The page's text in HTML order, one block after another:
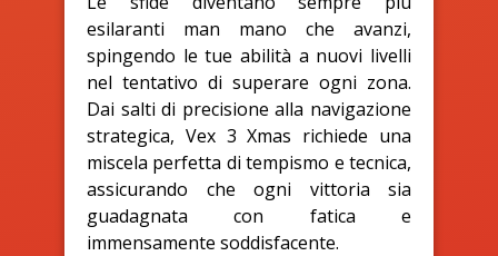
esilaranti man mano che avanzi,
spingendo le tue abilità a nuovi livelli
nel tentativo di superare ogni zona.
Dai salti di precisione alla navigazione
strategica, Vex 3 Xmas richiede una
miscela perfetta di tempismo e tecnica,
assicurando che ogni vittoria sia
guadagnata con fatica e
immensamente soddisfacente.